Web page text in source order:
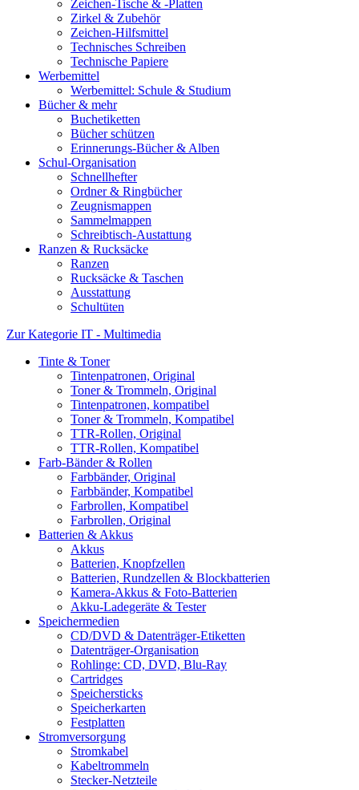
Zeichen-Tische & -Platten
Zirkel & Zubehör
Zeichen-Hilfsmittel
Technisches Schreiben
Technische Papiere
Werbemittel
Werbemittel: Schule & Studium
Bücher & mehr
Buchetiketten
Bücher schützen
Erinnerungs-Bücher & Alben
Schul-Organisation
Schnellhefter
Ordner & Ringbücher
Zeugnismappen
Sammelmappen
Schreibtisch-Austattung
Ranzen & Rucksäcke
Ranzen
Rucksäcke & Taschen
Ausstattung
Schultüten
Zur Kategorie IT - Multimedia
Tinte & Toner
Tintenpatronen, Original
Toner & Trommeln, Original
Tintenpatronen, kompatibel
Toner & Trommeln, Kompatibel
TTR-Rollen, Original
TTR-Rollen, Kompatibel
Farb-Bänder & Rollen
Farbbänder, Original
Farbbänder, Kompatibel
Farbrollen, Kompatibel
Farbrollen, Original
Batterien & Akkus
Akkus
Batterien, Knopfzellen
Batterien, Rundzellen & Blockbatterien
Kamera-Akkus & Foto-Batterien
Akku-Ladegeräte & Tester
Speichermedien
CD/DVD & Datenträger-Etiketten
Datenträger-Organisation
Rohlinge: CD, DVD, Blu-Ray
Cartridges
Speichersticks
Speicherkarten
Festplatten
Stromversorgung
Stromkabel
Kabeltrommeln
Stecker-Netzteile